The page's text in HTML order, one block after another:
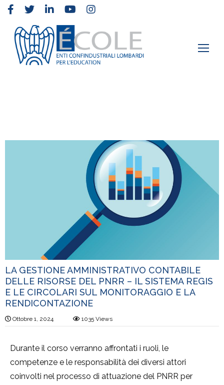
Elementor #2› Notizie›LA GESTIONE AMMINISTRATIVO CONTABILE
DELLE RISORSE DEL PNRR – IL SISTEMA REGIS E LE CIRCOLARI SUL
LA GESTIONE AMMINISTRATIVO CONTABILE
DELLE RISORSE DEL PNRR – IL SISTEMA REGIS
E LE CIRCOLARI SUL MONITORAGGIO E LA
RENDICONTAZIONE
Ottobre 1, 2024 1035 Views
Durante il corso verranno affrontati i ruoli, le
competenze e le responsabilità dei diversi attori
coinvolti nel processo di attuazione del PNRR per